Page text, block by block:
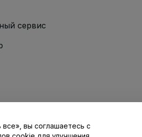
сервис
/ Свяжитесь с нами
вы соглашаетесь с